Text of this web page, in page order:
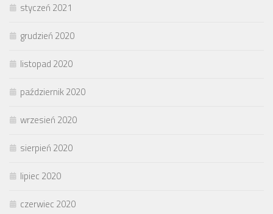
styczeń 2021
grudzień 2020
listopad 2020
październik 2020
wrzesień 2020
sierpień 2020
lipiec 2020
czerwiec 2020